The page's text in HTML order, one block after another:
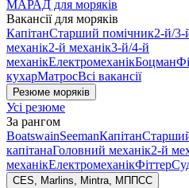
МАРАД для моряків
Вакансії для моряків
КапітанСтарший помічник2-й/3-
механік2-й механік3-й/4-й
механікЕлектромеханікБоцман
кухарМатросВсі вакансії
Резюме моряків
Усі резюме
За рангом
BoatswainSeemanКапітан
капітанаГоловний механік2-й
механікЕлектромеханікФіттер
CES, Marlins, Mintra, МППСС